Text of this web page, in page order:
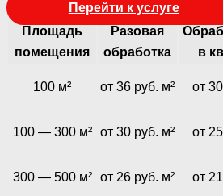
Перейти к услуге
Площадь
помещения
Разовая
обработка
в
100 м² от 36 руб. м² от
100 — 300 м² от 30 руб. м² от
300 — 500 м² от 26 руб. м² от